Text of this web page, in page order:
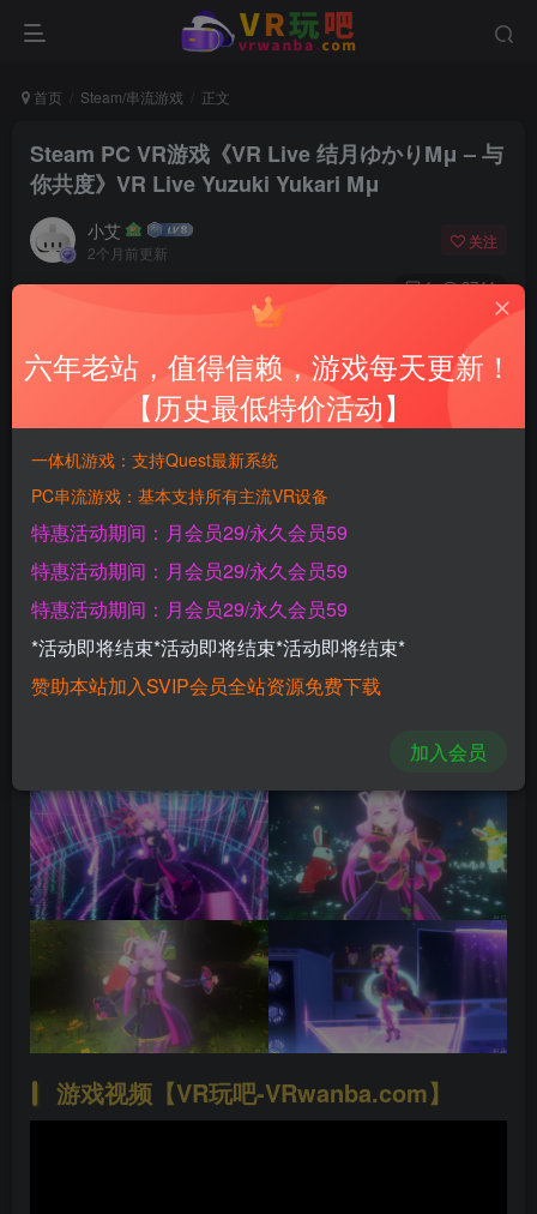
首页 Steam/串流游戏 正文
Steam PC VR游戏《VR Live 结月ゆかりMμ – 与
你共度》VR Live Yuzuki Yukari Mμ
小艾
2个月前更新
关注
1 2744
Steam PC VR游戏《VR Live 结月ゆかりMμ – 与你共度》VR Live Yuzuki Yukari Mμ
此内容为付费资源，请付费后查看
900
黄金SVIP月会员免费 钻石SVIP永久会员
游戏截图【VR玩吧-VRwanba.com】
游戏视频【VR玩吧-VRwanba.com】
六年老站，值得信赖，游戏每天更新！
【历史最低特价活动】
一体机游戏：支持Quest最新系统
PC串流游戏：基本支持所有主流VR设备
特惠活动期间：月会员29/永久会员59
特惠活动期间：月会员29/永久会员59
特惠活动期间：月会员29/永久会员59
*活动即将结束*活动即将结束*活动即将结束*
赞助本站加入SVIP会员全站资源免费下载
加入会员